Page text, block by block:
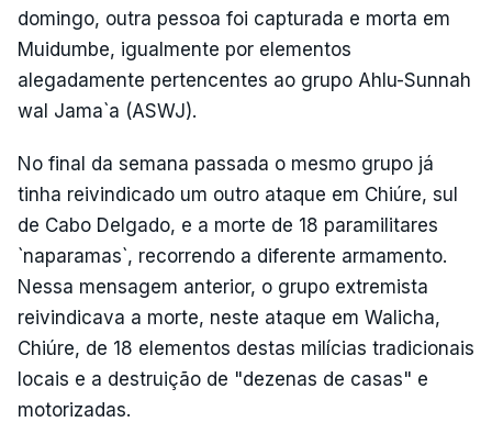
domingo, outra pessoa foi capturada e morta em
Muidumbe, igualmente por elementos
alegadamente pertencentes ao grupo Ahlu-Sunnah
wal Jama`a (ASWJ).
No final da semana passada o mesmo grupo já
tinha reivindicado um outro ataque em Chiúre, sul
de Cabo Delgado, e a morte de 18 paramilitares
`naparamas`, recorrendo a diferente armamento.
Nessa mensagem anterior, o grupo extremista
reivindicava a morte, neste ataque em Walicha,
Chiúre, de 18 elementos destas milícias tradicionais
locais e a destruição de "dezenas de casas" e
motorizadas.